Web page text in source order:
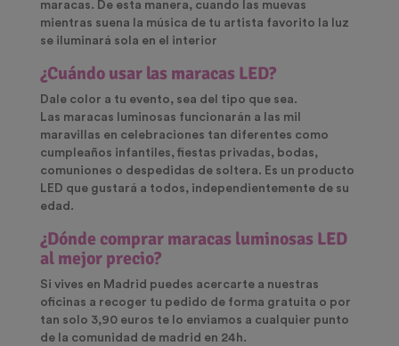
maracas. De esta manera, cuando las muevas
mientras suena la música de tu artista favorito la luz
se iluminará sola en el interior
¿Cuándo usar las maracas LED?
Dale color a tu evento, sea del tipo que sea.
Las maracas luminosas funcionarán a las mil
maravillas en celebraciones tan diferentes como
cumpleaños infantiles, fiestas privadas, bodas,
comuniones o despedidas de soltera. Es un producto
LED que gustará a todos, independientemente de su
edad.
¿Dónde comprar maracas luminosas LED
al mejor precio?
Si vives en Madrid puedes acercarte a nuestras
oficinas a recoger tu pedido de forma gratuita o por
tan solo 3,90 euros te lo enviamos a cualquier punto
de la comunidad de madrid en 24h.